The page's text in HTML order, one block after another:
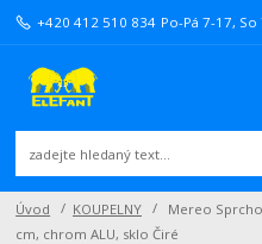
+420 412 510 834 Po-Pá 7-17, So
Úvod KOUPELNY
Mereo
cm, chrom ALU, sklo Čiré